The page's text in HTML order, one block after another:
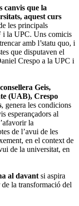
canvis que la
aquest curs
les principals
la UPC. Uns comicis
amb l’statu quo, i
que disputaven el
Crespo a la UPC i
Geis,
(UAB), Crespo
, genera les condicions
esperançadors al
la
de l’avui de les
en el context de
de la universitat, en
al davant si aspira
la transformació del